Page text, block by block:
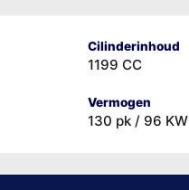
Cilinderinhoud
1199 CC
Vermogen
130 pk / 96 KW